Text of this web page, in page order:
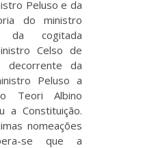
Peluso e da
do ministro
cogitada
Celso de
decorrente da
Peluso a
Teori Albino
a Constituição.
nomeações
se que a